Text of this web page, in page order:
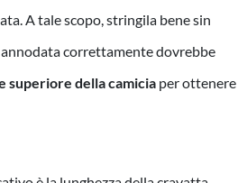
A tale scopo, stringila bene sin
correttamente dovrebbe
superiore della camicia per ottenere